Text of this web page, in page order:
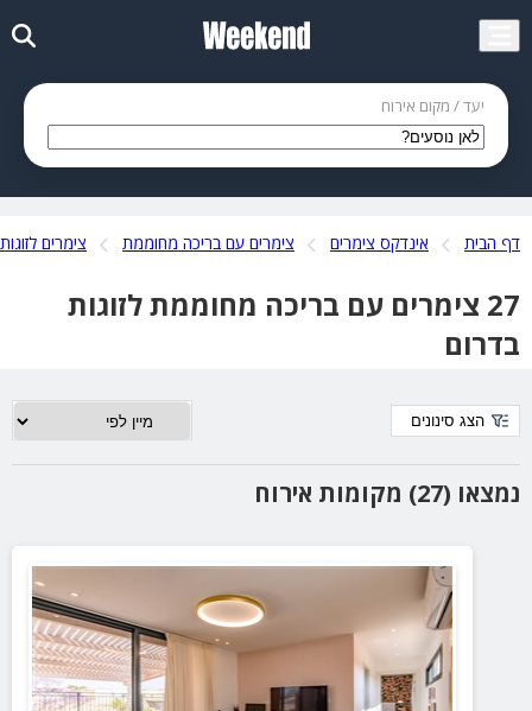
יעד / מקום אירוח
דף הבית אינדקס צימרים צימרים עם בריכה מחוממת צימרים לזוגות
27 צימרים עם בריכה מחוממת לזוגות
בדרום
נמצאו (27) מקומות אירוח
הצג סינונים